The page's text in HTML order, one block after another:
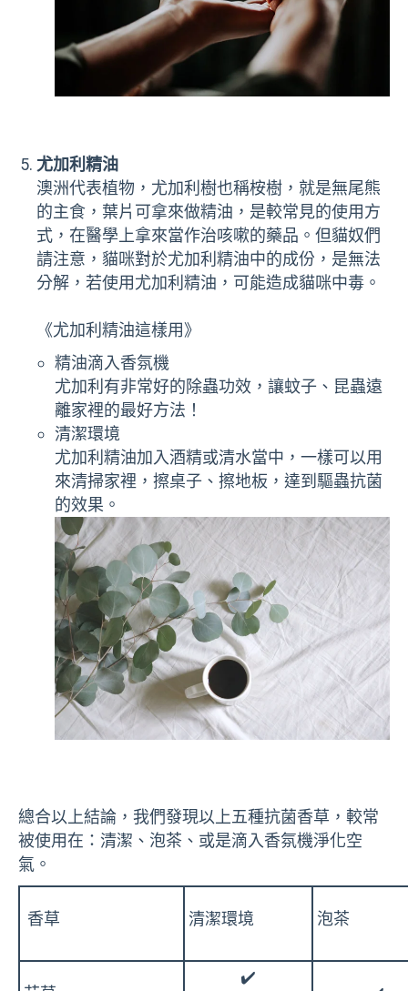
尤加利精油
澳洲代表植物，尤加利樹也稱桉樹，就是無尾熊
的主食，葉片可拿來做精油，是較常見的使用方
式，在醫學上拿來當作治咳嗽的藥品。但貓奴們
請注意，貓咪對於尤加利精油中的成份，是無法
分解，若使用尤加利精油，可能造成貓咪中毒。
《尤加利精油這樣用》
精油滴入香氛機
尤加利有非常好的除蟲功效，讓蚊子、昆蟲遠
離家裡的最好方法！
清潔環境
尤加利精油加入酒精或清水當中，一樣可以用
來清掃家裡，擦桌子、擦地板，達到驅蟲抗菌
的效果。
總合以上結論，我們發現以上五種抗菌香草，較常
被使用在：清潔、泡茶、或是滴入香氛機淨化空
氣。
香草 清潔環境 泡茶
✔️